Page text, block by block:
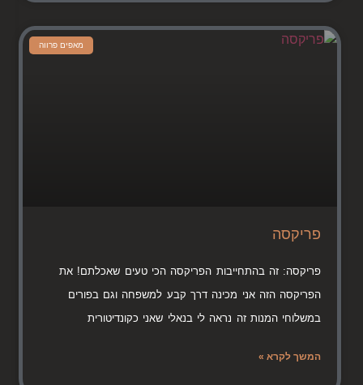
מאפים פרווה
פריקסה
פריקסה: זה בהתחייבות הפריקסה הכי טעים שאכלתם! את
הפריקסה הזה אני מכינה דרך קבע למשפחה וגם בפורים
במשלוחי המנות זה נראה לי בנאלי שאני כקונדיטורית
המשך לקרא »